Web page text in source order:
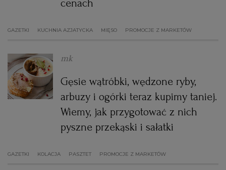
cenach
GAZETKI KUCHNIA AZJATYCKA MIĘSO PROMOCJE Z MARKETÓW
mk
Gęsie wątróbki, wędzone ryby,
arbuzy i ogórki teraz kupimy taniej.
Wiemy, jak przygotować z nich
pyszne przekąski i sałatki
GAZETKI KOLACJA PASZTET PROMOCJE Z MARKETÓW